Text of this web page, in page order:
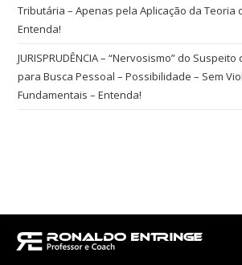
Tributária – Apenas pela Aplicação da Teoria
Entenda!
JURISPRUDÊNCIA – “Nervosismo” do
para Busca Pessoal – Possibilidade – Sem
Fundamentais – Entenda!